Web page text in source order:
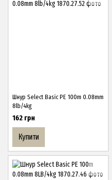
Шнур Select Basic PE 100m 0.08mm
8lb/4kg
162 грн
Купити